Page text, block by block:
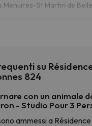
Menuires-St Martin de
su
824
con un animale
- Studio Pour 3
ammessi a